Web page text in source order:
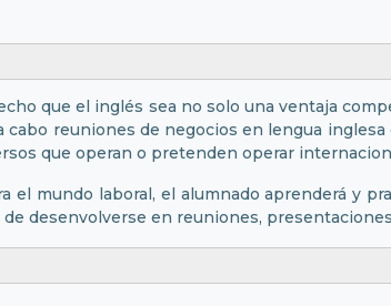
que el inglés sea no solo una ventaja
reuniones de negocios en lengua
que operan o pretenden operar
el mundo laboral, el alumnado aprenderá y
desenvolverse en reuniones,